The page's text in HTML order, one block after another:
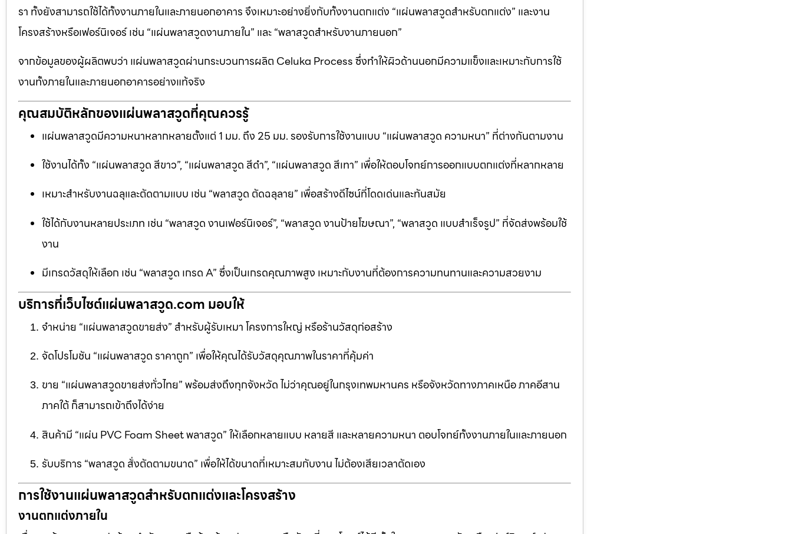
รา ทั้งยังสามารถใช้ได้ทั้งงานภายในและภายนอกอาคาร จึงเหมาะอย่างยิ่งกับทั้งงานตกแต่ง “แผ่นพลาสวูดสำหรับตกแต่ง” และงาน
โครงสร้างหรือเฟอร์นิเจอร์ เช่น “แผ่นพลาสวูดงานภายใน” และ “พลาสวูดสำหรับงานภายนอก”
จากข้อมูลของผู้ผลิตพบว่า แผ่นพลาสวูดผ่านกระบวนการผลิต Celuka Process ซึ่งทำให้ผิวด้านนอกมีความแข็งและเหมาะกับการใช้
งานทั้งภายในและภายนอกอาคารอย่างแท้จริง
คุณสมบัติหลักของแผ่นพลาสวูดที่คุณควรรู้
แผ่นพลาสวูดมีความหนาหลากหลายตั้งแต่ 1 มม. ถึง 25 มม. รองรับการใช้งานแบบ “แผ่นพลาสวูด ความหนา” ที่ต่างกันตามงาน
ใช้งานได้ทั้ง “แผ่นพลาสวูด สีขาว”, “แผ่นพลาสวูด สีดำ”, “แผ่นพลาสวูด สีเทา” เพื่อให้ตอบโจทย์การออกแบบตกแต่งที่หลากหลาย
เหมาะสำหรับงานฉลุและตัดตามแบบ เช่น “พลาสวูด ตัดฉลุลาย” เพื่อสร้างดีไซน์ที่โดดเด่นและทันสมัย
ใช้ได้กับงานหลายประเภท เช่น “พลาสวูด งานเฟอร์นิเจอร์”, “พลาสวูด งานป้ายโฆษณา”, “พลาสวูด แบบสำเร็จรูป” ที่จัดส่งพร้อมใช้
งาน
มีเกรดวัสดุให้เลือก เช่น “พลาสวูด เกรด A” ซึ่งเป็นเกรดคุณภาพสูง เหมาะกับงานที่ต้องการความทนทานและความสวยงาม
บริการที่เว็บไซต์แผ่นพลาสวูด.com มอบให้
จำหน่าย “แผ่นพลาสวูดขายส่ง” สำหรับผู้รับเหมา โครงการใหญ่ หรือร้านวัสดุก่อสร้าง
จัดโปรโมชัน “แผ่นพลาสวูด ราคาถูก” เพื่อให้คุณได้รับวัสดุคุณภาพในราคาที่คุ้มค่า
ขาย “แผ่นพลาสวูดขายส่งทั่วไทย” พร้อมส่งถึงทุกจังหวัด ไม่ว่าคุณอยู่ในกรุงเทพมหานคร หรือจังหวัดทางภาคเหนือ ภาคอีสาน
ภาคใต้ ก็สามารถเข้าถึงได้ง่าย
สินค้ามี “แผ่น PVC Foam Sheet พลาสวูด” ให้เลือกหลายแบบ หลายสี และหลายความหนา ตอบโจทย์ทั้งงานภายในและภายนอก
รับบริการ “พลาสวูด สั่งตัดตามขนาด” เพื่อให้ได้ขนาดที่เหมาะสมกับงาน ไม่ต้องเสียเวลาตัดเอง
การใช้งานแผ่นพลาสวูดสำหรับตกแต่งและโครงสร้าง
งานตกแต่งภายใน